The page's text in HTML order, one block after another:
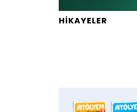
HİKAYELER
AddToWishlist